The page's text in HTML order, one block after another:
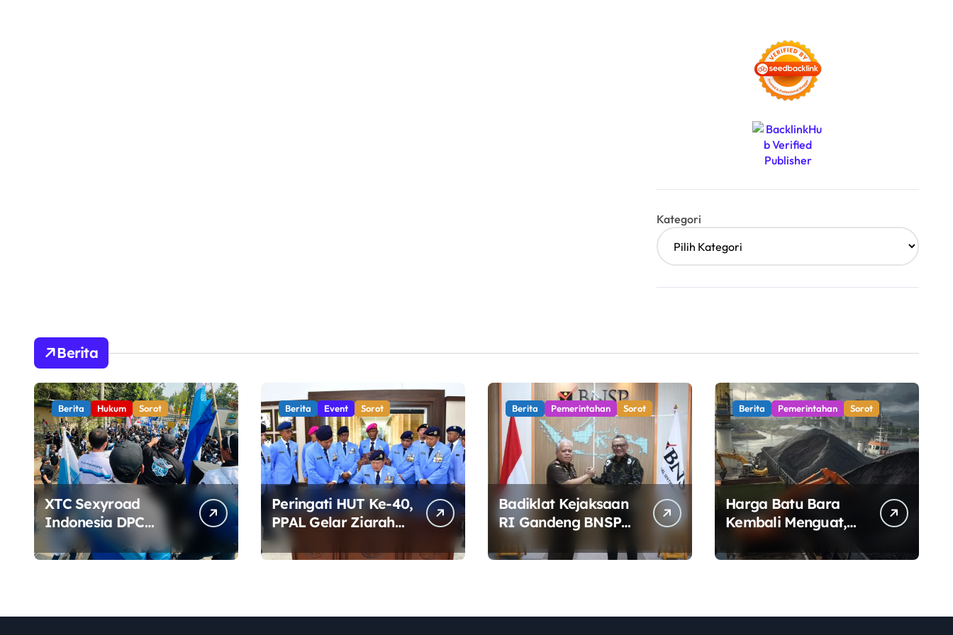
Kategori
Berita
Berita Hukum Sorot
XTC Sexyroad
Indonesia DPC
Kabupaten Bekasi
Gelar Aksi di Depan
Berita Event Sorot
Peringati HUT Ke-40,
PPAL Gelar Ziarah
dan Tabur Bunga di
TMP Kalibata
Berita Pemerintahan Sorot
Badiklat Kejaksaan
RI Gandeng BNSP
Profesi Jaksa
Berita Pemerintahan Sorot
Harga Batu Bara
Kembali Menguat,
Ditopang Lonjakan
Harga Minyak dan